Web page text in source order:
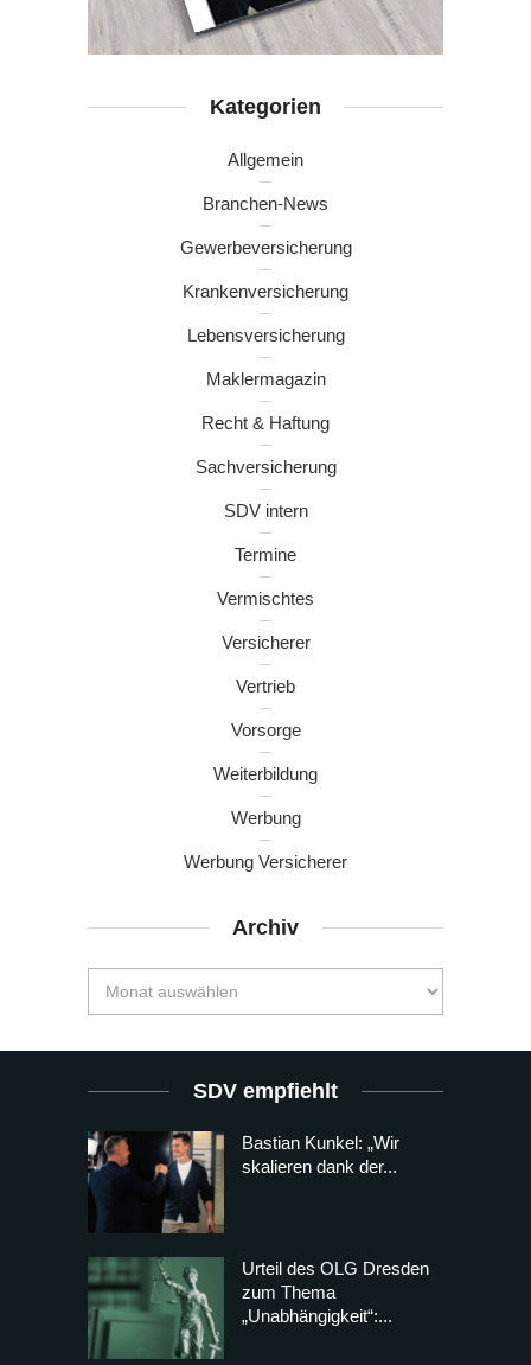
Kategorien
Allgemein
Branchen-News
Gewerbeversicherung
Krankenversicherung
Lebensversicherung
Maklermagazin
Recht & Haftung
Sachversicherung
SDV intern
Termine
Vermischtes
Versicherer
Vertrieb
Vorsorge
Weiterbildung
Werbung
Werbung Versicherer
Archiv
SDV empfiehlt
Bastian Kunkel: „Wir
skalieren dank der...
Urteil des OLG Dresden
zum Thema
„Unabhängigkeit“:...